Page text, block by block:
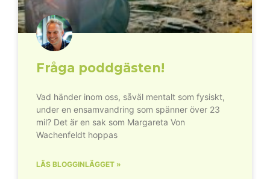
Fråga poddgästen!
Vad händer inom oss, såväl mentalt som fysiskt,
under en ensamvandring som spänner över 23
mil? Det är en sak som Margareta Von
Wachenfeldt hoppas
LÄS BLOGGINLÄGGET »